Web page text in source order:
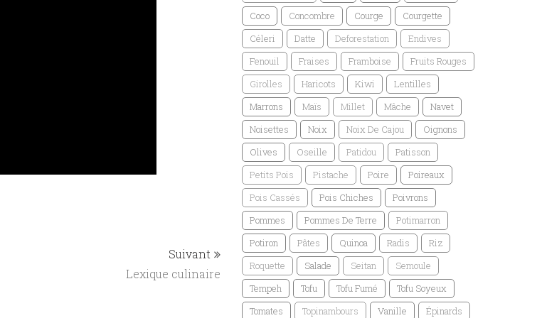
Suivant
Lexique culinaire
Coco
Concombre Courge
Courgette
Céleri
Datte Deforestation
Endives
Fenouil
Fraises Framboise
Fruits Rouges
Girolles
Haricots Kiwi
Lentilles
Marrons
Maïs Millet Mâche
Navet
Noisettes
Noix Noix De Cajou
Oignons
Olives
Oseille Patidou
Patisson
Petits Pois
Pistache Poire
Poireaux
Pois Cassés
Pois Chiches
Poivrons
Pommes
Pommes De Terre
Potimarron
Potiron
Pâtes Quinoa Radis
Riz
Roquette
Salade Seitan
Semoule
Tempeh
Tofu Tofu Fumé
Tofu Soyeux
Tomates
Topinambours Vanille Épinards